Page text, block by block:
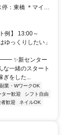
：東橋 ＊マイカ
例】 13:00～
っくりしたい」
新センター
な一緒のスタート
ぎをした...
副業・WワークOK
ター歓迎
シフト自由
歓迎
ネイルOK